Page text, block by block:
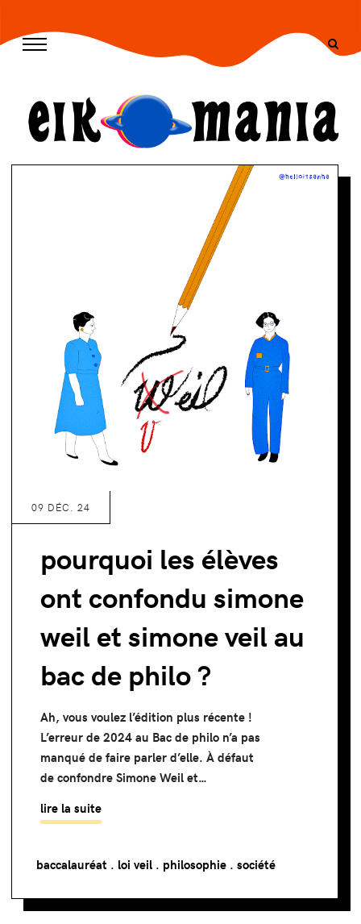
09 DÉC. 24
pourquoi les élèves
ont confondu simone
weil et simone veil au
bac de philo ?
Ah, vous voulez l’édition plus récente !
L’erreur de 2024 au Bac de philo n’a pas
manqué de faire parler d’elle. À défaut
de confondre Simone Weil et…
lire la suite
baccalauréat . loi veil . philosophie . société